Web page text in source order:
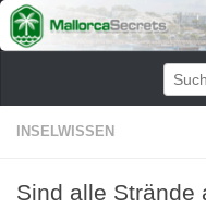
Zum Inhalt springen
INSELWISSEN
Sind alle Strände